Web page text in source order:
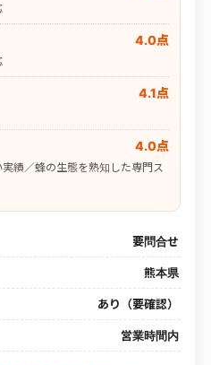
4.0点
4.1点
4.0点
績／蜂の生態を熟知した専門ス
要問合せ
熊本県
あり（要確認）
営業時間内